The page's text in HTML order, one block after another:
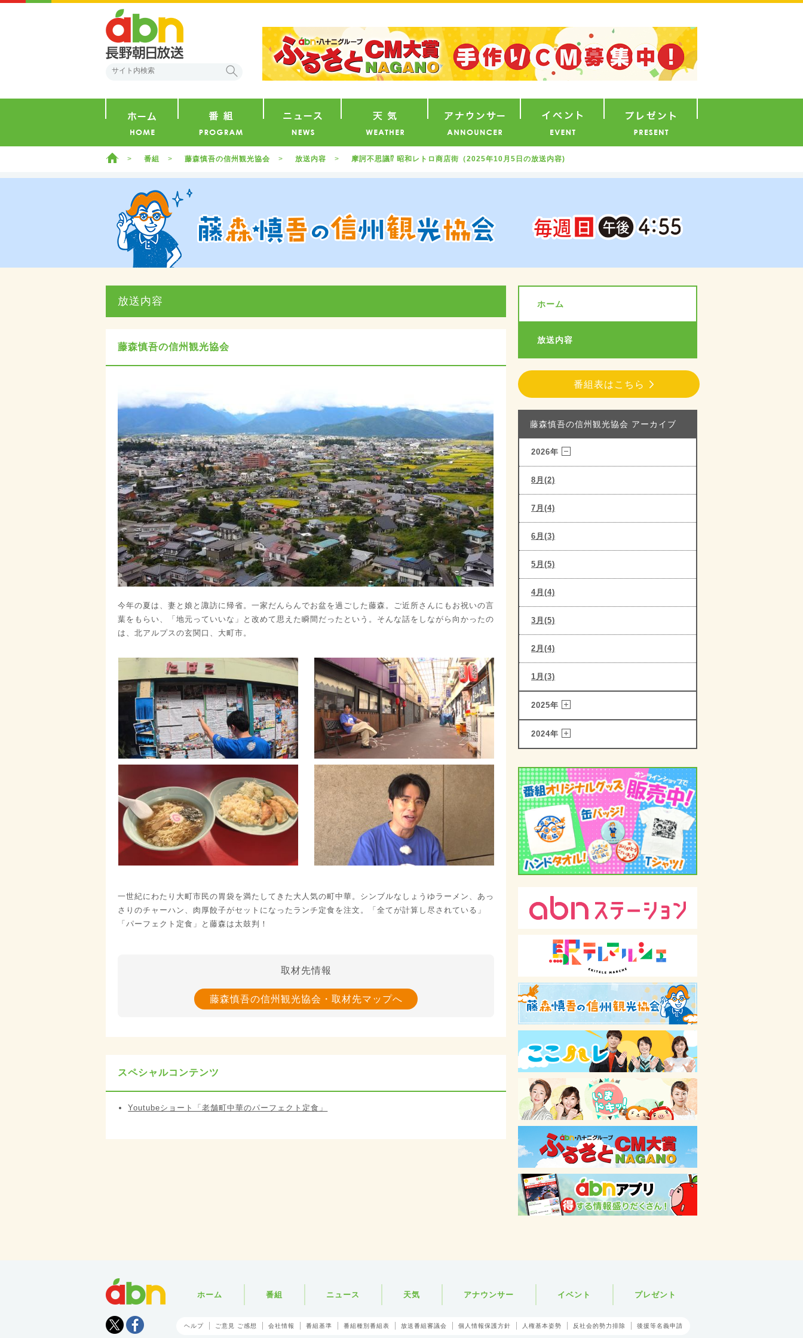
ホーム 番組 藤森慎吾の信州観光協会 放送内容 摩訶不思議⁉ 昭和レトロ商店街（2025年10月5日の放送内容)
放送内容
藤森慎吾の信州観光協会
今年の夏は、妻と娘と諏訪に帰省。一家だんらんでお盆を過ごした藤森。ご近所さんにもお祝いの言
葉をもらい、「地元っていいな」と改めて思えた瞬間だったという。そんな話をしながら向かったの
は、北アルプスの玄関口、大町市。
一世紀にわたり大町市民の胃袋を満たしてきた大人気の町中華。シンブルなしょうゆラーメン、あっ
さりのチャーハン、肉厚餃子がセットになったランチ定食を注文。「全てが計算し尽されている」
「パーフェクト定食」と藤森は太鼓判！
取材先情報
藤森慎吾の信州観光協会・取材先マップへ
スペシャルコンテンツ
Youtubeショート「老舗町中華のパーフェクト定食」
ホーム
放送内容
番組表はこちら
藤森慎吾の信州観光協会 アーカイブ
2026年
8月(2)
7月(4)
6月(3)
5月(5)
4月(4)
3月(5)
2月(4)
1月(3)
2025年
2024年
Tweet
ホーム 番組 ニュース 天気 アナウンサー イベント プレゼント
ヘルプ ご意見 ご感想 会社情報 番組基準 番組種別番組表 放送番組審議会 個人情報保護方針 人権基本姿勢 反社会的勢力排除 後援等名義申請